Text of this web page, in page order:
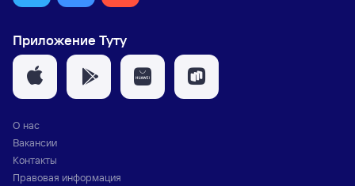
Приложение Туту
О нас
Вакансии
Контакты
Правовая информация